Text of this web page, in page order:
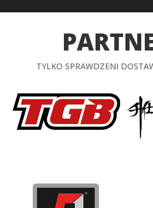
TYLKO SPRAWDZENI